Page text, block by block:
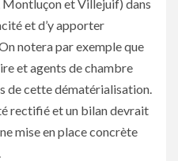
Montluçon et Villejuif) dans
et d’y apporter
notera par exemple que
et agents de chambre
de cette dématérialisation.
rectifié et un bilan devrait
mise en place concrète